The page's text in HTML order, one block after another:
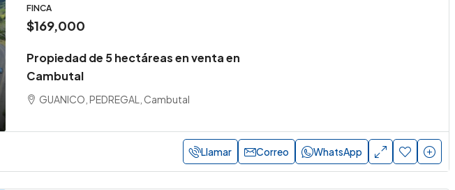
FINCA
$169,000
Propiedad de 5 hectáreas en venta en
Cambutal
GUANICO, PEDREGAL, Cambutal
Llamar Correo WhatsApp